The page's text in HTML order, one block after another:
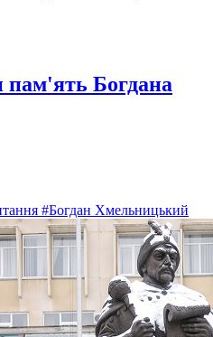
Богдана
#Богдан Хмельницький